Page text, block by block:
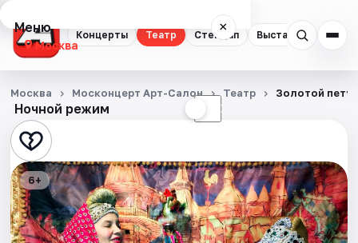
Концерты Театр Стендап Выставки
Меню ×
Москва
Концерты
Театр
Стендап
Выставки
Квесты
Ночной режим ☾
Москва Москонцерт Арт-Салон Театр Золотой
6+